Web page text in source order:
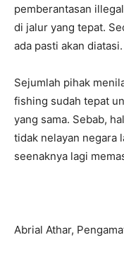
pemberantasan
di jalur yang tepat.
ada pasti akan diatasi.
Sejumlah pihak
fishing sudah tepat
yang sama. Sebab,
tidak nelayan negara
seenaknya lagi
Abrial Athar,